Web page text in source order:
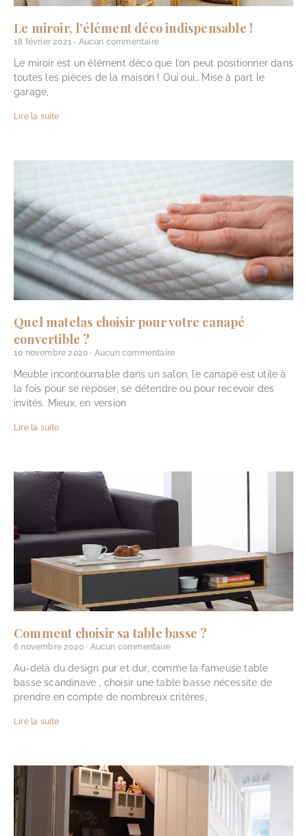
Le miroir, l’élément déco indispensable !
18 février 2021 Aucun commentaire
Le miroir est un élément déco que l’on peut positionner dans
toutes les pièces de la maison ! Oui oui… Mise à part le
garage,
Lire la suite
Quel matelas choisir pour votre canapé
convertible ?
10 novembre 2020 Aucun commentaire
Meuble incontournable dans un salon, le canapé est utile à
la fois pour se reposer, se détendre ou pour recevoir des
invités. Mieux, en version
Lire la suite
Comment choisir sa table basse ?
6 novembre 2020 Aucun commentaire
Au-delà du design pur et dur, comme la fameuse table
basse scandinave , choisir une table basse nécessite de
prendre en compte de nombreux critères,
Lire la suite